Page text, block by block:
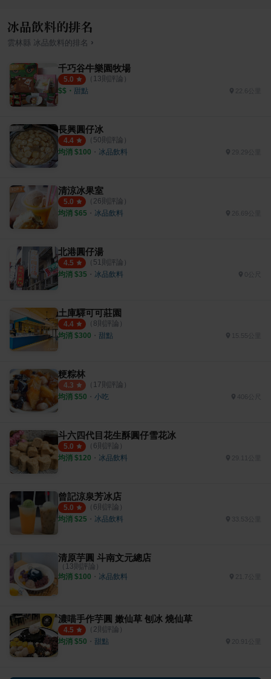
冰品飲料的排名
雲林縣 冰品飲料 的排名 ›
千巧谷牛樂園牧場
5.0 （ 13則評論）
$$ ・ 甜點
長興圓仔冰
4.4 （ 50則評論）
均消 $100 ・ 冰品飲料
清涼冰果室
5.0 （ 26則評論）
均消 $65 ・ 冰品飲料
北港圓仔湯
4.5 （ 51 則評論）
均消 $35 ・ 冰品飲料
土庫驛可可莊園
4.4 （ 8則評論）
均消 $300 ・ 甜點 15.55公里
粳粽林
4.3 （ 17則評論）
均消 $50 ・ 小吃 406公尺
斗六四代目花生酥圓仔雪花冰
5.0 （ 6則評論）
均消 $120 ・ 冰品飲料
曾記涼泉芳冰店
5.0 （ 6則評論）
均消 $25 ・ 冰品飲料 33.53公里
清原芋圓 斗南文元總店
（ 13則評論）
均消 $100 ・ 冰品飲料
濃喵手作芋圓 嫩仙草 刨冰 燒仙草
4.5 （ 2則評論）
均消 $50 ・ 甜點